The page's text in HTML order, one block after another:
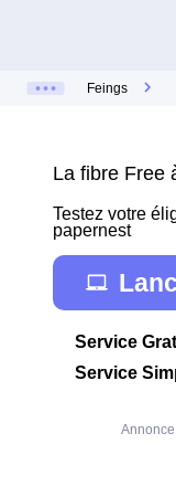
Feings
La fibre Free
Testez votre
papernest
Service
Service